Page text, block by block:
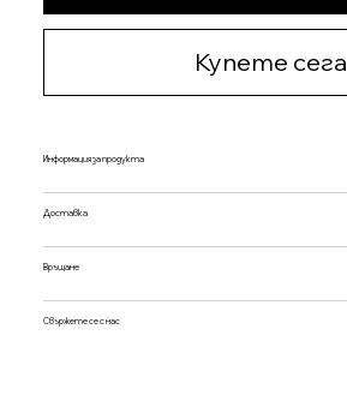
Купете сега
Информация за продукта
Доставка
Връщане
Свържете се с нас